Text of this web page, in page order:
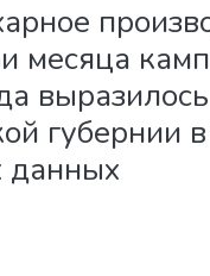
месяца
губернии